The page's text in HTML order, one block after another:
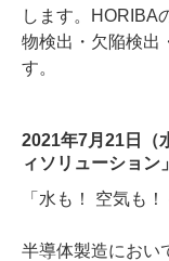
します。HORIBA
物検出・欠陥検出
す。
2021年7月21日（
ィソリューション」
「水も！ 空気も
半導体製造におい